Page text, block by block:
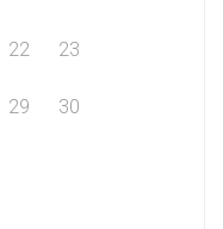
22 23
29 30